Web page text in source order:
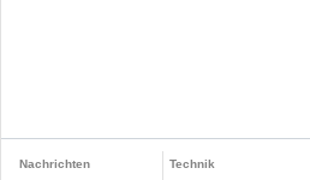
Nachrichten
Technik